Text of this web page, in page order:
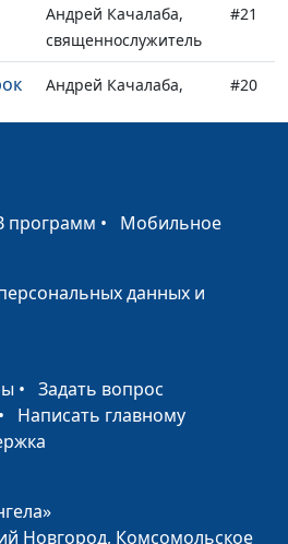
Андрей Качалаба,
священнослужитель
#21
Андрей Качалаба,
#20
Андрей Качалаба,
Андрей Качалаба,
священнослужитель
Андрей Качалаба,
священнослужитель
программ • Мобильное
данных и
• Задать вопрос
• Написать главному
Новгород, Комсомольское